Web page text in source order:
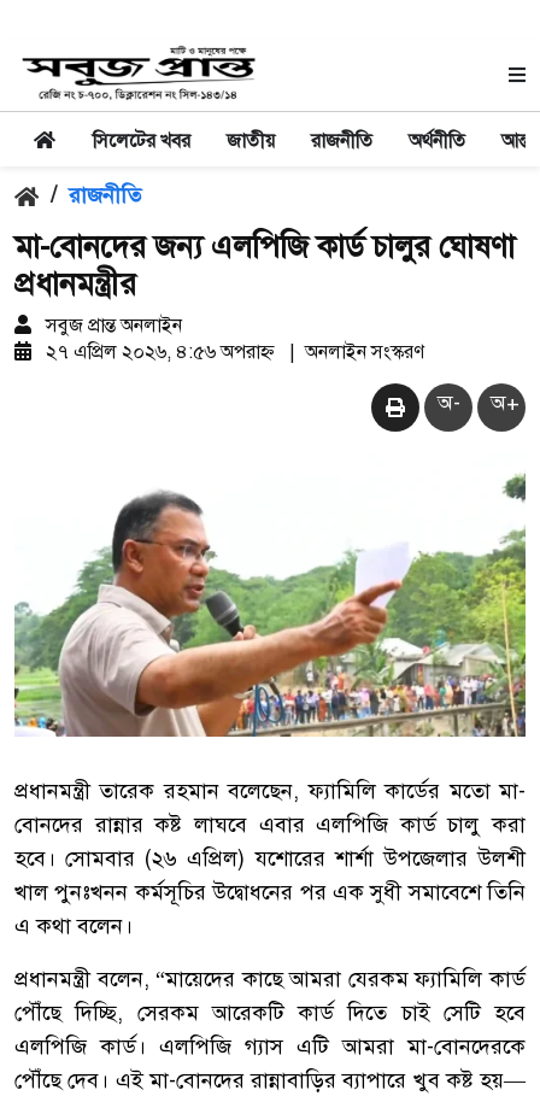
সিলেটের খবর জাতীয় রাজনীতি অর্থনীতি
/ রাজনীতি
মা-বোনদের জন্য এলপিজি কার্ড চালুর ঘোষণা
প্রধানমন্ত্রীর
সবুজ প্রান্ত অনলাইন
২৭ এপ্রিল ২০২৬, ৪:৫৬ অপরাহ্ন
অনলাইন সংস্করণ
অ- অ+
প্রধানমন্ত্রী তারেক রহমান বলেছেন, ফ্যামিলি কার্ডের মতো মা-
বোনদের রান্নার কষ্ট লাঘবে এবার এলপিজি কার্ড চালু করা
হবে। সোমবার (২৬ এপ্রিল) যশোরের শার্শা উপজেলার উলশী
খাল পুনঃখনন কর্মসূচির উদ্বোধনের পর এক সুধী সমাবেশে তিনি
এ কথা বলেন।
‎প্রধানমন্ত্রী বলেন, “মায়েদের কাছে আমরা যেরকম ফ্যামিলি কার্ড
পৌঁছে দিচ্ছি, সেরকম আরেকটি কার্ড দিতে চাই সেটি হবে
এলপিজি কার্ড। এলপিজি গ্যাস এটি আমরা মা-বোনদেরকে
পৌঁছে দেব। এই মা-বোনদের রান্নাবাড়ির ব্যাপারে খুব কষ্ট হয়—